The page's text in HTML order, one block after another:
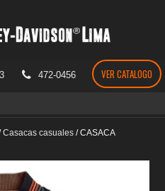
472-0456 VER CATALOGO
Casacas casuales /CASACA